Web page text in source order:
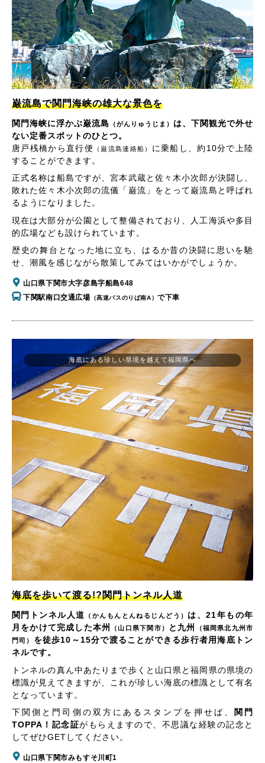
巌流島で関門海峡の雄大な景色を
関門海峡に浮かぶ巌流島 （がんりゅうじま） は、下関観光で外せ
ない定番スポットのひとつ。
唐戸桟橋から直行便
（巌流島連絡船）
に乗船し、約10分で上陸
することができます。
正式名称は船島ですが、宮本武蔵と佐々木小次郎が決闘し、
敗れた佐々木小次郎の流儀「巌流」をとって巌流島と呼ばれ
るようになりました。
現在は大部分が公園として整備されており、人工海浜や多目
的広場なども設けられています。
歴史の舞台となった地に立ち、はるか昔の決闘に思いを馳
せ、潮風を感じながら散策してみてはいかがでしょうか。
山口県下関市大字彦島字船島648
下関駅南口交通広場 （高速バスのりば南A）で下車
海底を歩いて渡る!?関門トンネル人道
関門トンネル人道 （かんもんとんねるじんどう） は、21年もの年
月をかけて完成した本州
（山口県下関市） と九州
（福岡県北九州市
門司）
を徒歩10～15分で渡ることができる歩行者用海底トン
ネルです。
トンネルの真ん中あたりまで歩くと山口県と福岡県の県境の
標識が見えてきますが、これが珍しい海底の標識として有名
となっています。
下関側と門司側の双方にあるスタンプを押せば、
関門
TOPPA！記念証がもらえますので、不思議な経験の記念と
してぜひGETしてください。
山口県下関市みもすそ川町1
海底にある珍しい県境を越えて福岡県へ